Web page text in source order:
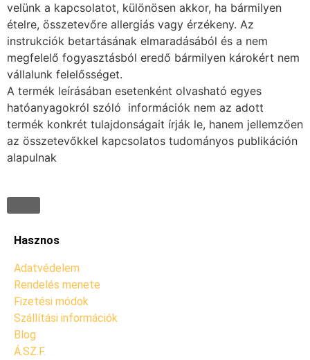
velünk a kapcsolatot, különösen akkor, ha bármilyen
ételre, összetevőre allergiás vagy érzékeny. Az
instrukciók betartásának elmaradásából és a nem
megfelelő fogyasztásból eredő bármilyen károkért nem
vállalunk felelősséget.
A termék leírásában esetenként olvasható egyes
hatóanyagokról szóló információk nem az adott
termék konkrét tulajdonságait írják le, hanem jellemzően
az összetevőkkel kapcsolatos tudományos publikáción
alapulnak
Hasznos
Adatvédelem
Rendelés menete
Fizetési módok
Szállítási információk
Blog
Á.SZ.F.